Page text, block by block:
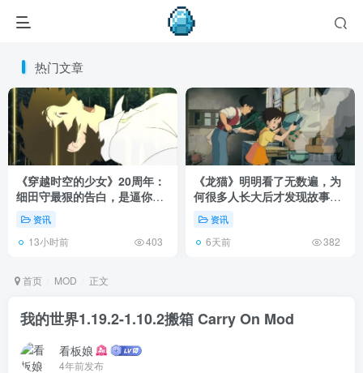
热门文章
《穿越时空的少女》20周年：
细田守最狠的告白，是逼你承
认有些夏天回不去了！
资讯
13小时前 403
《龙猫》明明看了无数遍，为
何很多人长大后才发现故事根
本不在 1988 年！
资讯
6天前 382
首页 MOD 正文
我的世界1.19.2-1.10.2搬箱 Carry On Mod
看板娘
4年前发布